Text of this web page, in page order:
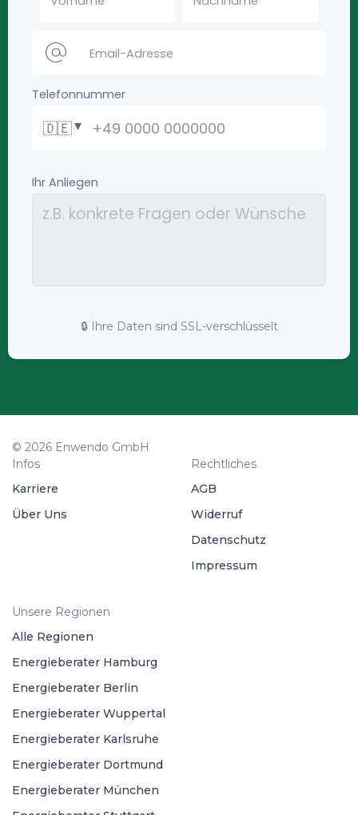
🔒 Ihre Daten sind SSL-verschlüsselt
© 2026 Enwendo GmbH
Infos
Karriere
Über Uns
Rechtliches
AGB
Widerruf
Datenschutz
Impressum
Unsere Regionen
Alle Regionen
Energieberater Hamburg
Energieberater Berlin
Energieberater Wuppertal
Energieberater Karlsruhe
Energieberater Dortmund
Energieberater München